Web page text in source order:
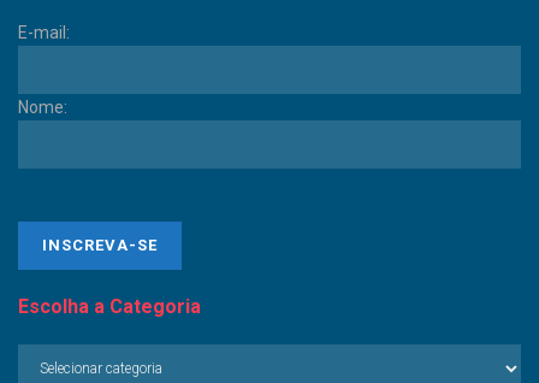
E-mail:
Nome:
Escolha a Categoria